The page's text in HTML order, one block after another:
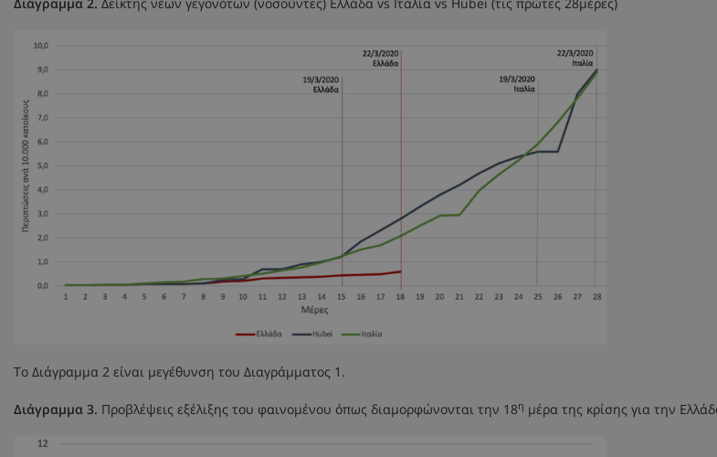
Το Διάγραμμα 2 είναι μεγέθυνση του Διαγράμματος 1.
Διάγραμμα 3. Προβλέψεις εξέλιξης του φαινομένου όπως διαμορφώνονται την 18η μέρα της κρίσης για την